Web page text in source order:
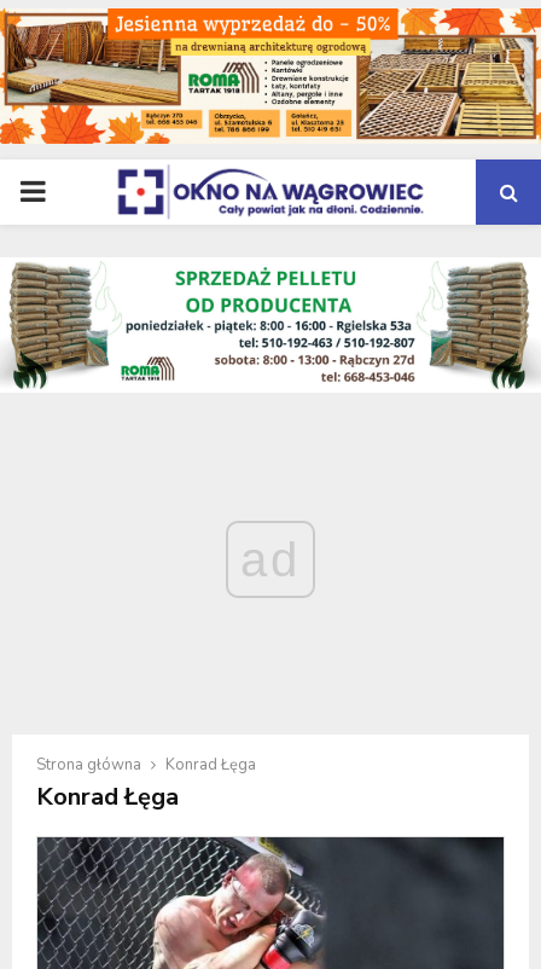
PRIMARY
MENU
ad
Strona główna Konrad Łęga
Konrad Łęga